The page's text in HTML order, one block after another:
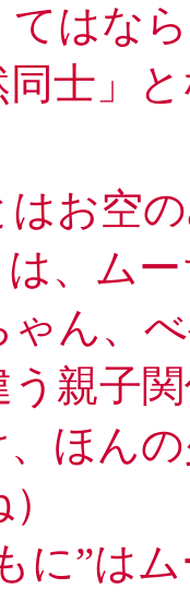
てはな
士」
お空
は、ム
ゃん、
う親子
、ほん
に”は